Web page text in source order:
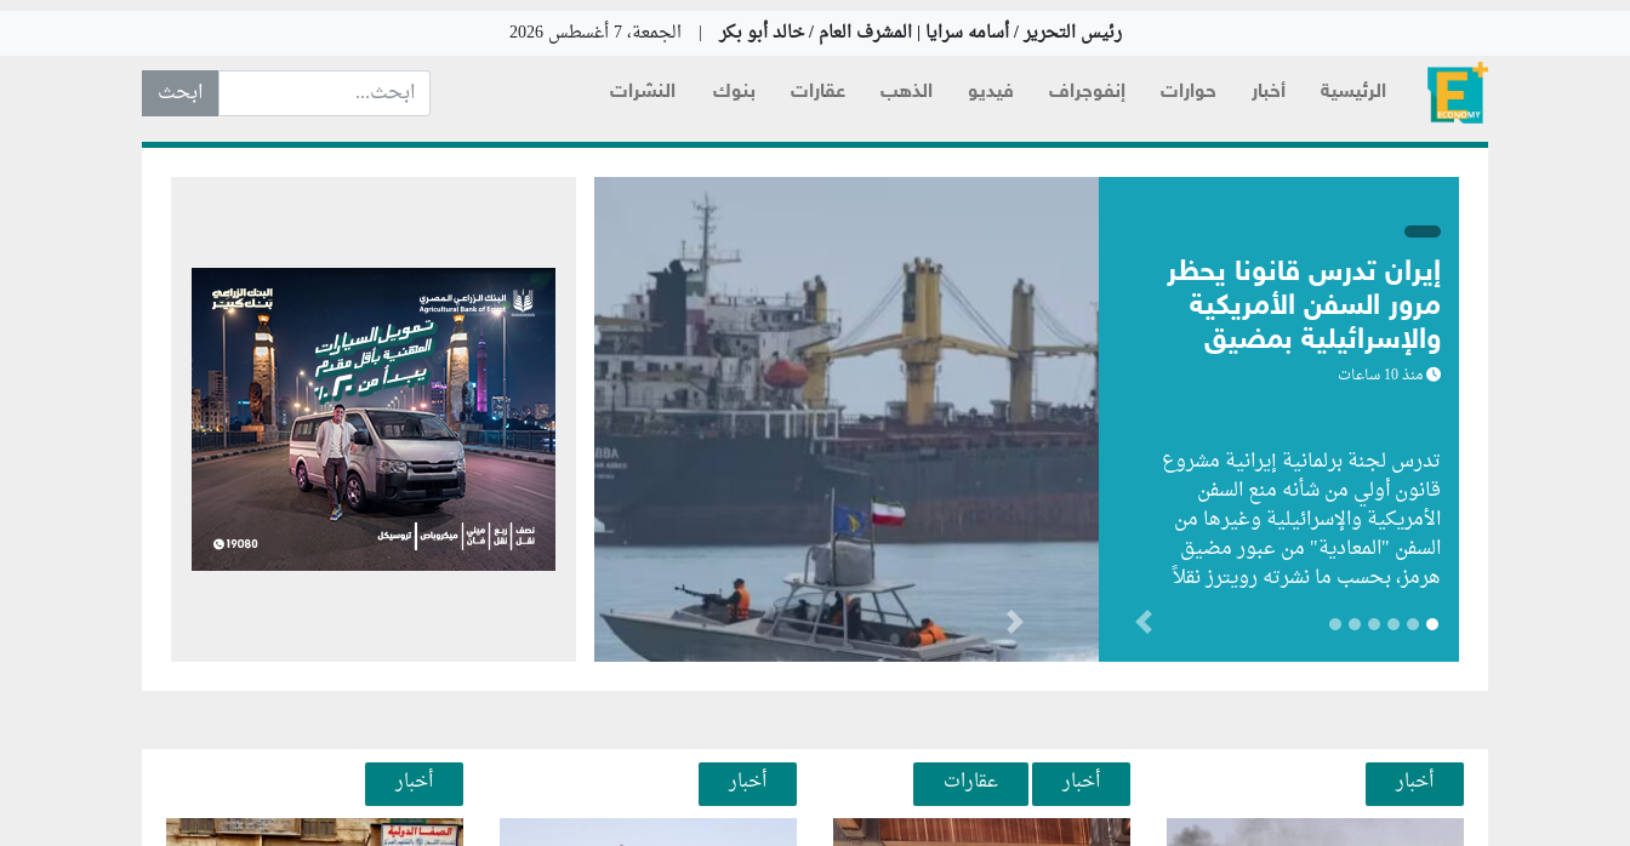
رئيس التحرير / أسامه سرايا | المشرف العام / خالد أبو بكر | الجمعة، 7 أغسطس 2026
الرئيسية أخبار حوارات إنفوجراف فيديو الذهب عقارات بنوك النشرات ابحث عن... :
إيران تدرس قانوناً يحظر
مرور السفن الأمريكية
والإسرائيلية بمضيق
هرمز
منذ 10 ساعات
تدرس لجنة برلمانية إيرانية مشروع
قانون ⁠أولي من شأنه منع السفن
الأمريكية والإسرائيلية وغيرها من
السفن "المعادية" من عبور مضيق
هرمز، بحسب ما نشرته رويترز نقلاً
Next
أخبار أخبار عقارات أخبار أخبار